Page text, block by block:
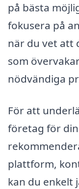
på bästa
fokusera på
när du vet att
som
nödvändiga
För att
företag för
plattform,
kan du enkelt